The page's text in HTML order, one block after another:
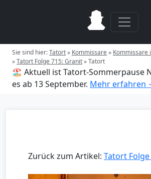
Sie sind hier:Tatort» Kommissare» Kommissare
»Tatort Folge 715: Granit»Tatort
🏖️ Aktuell ist Tatort-Sommerpause
es ab 13 September. Mehr erfahren
Zurück zum Artikel: Tatort